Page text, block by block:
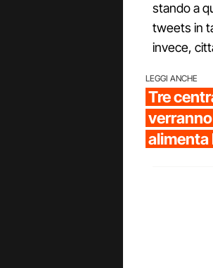
stando a
tweets in
invece,
LEGGI ANCHE
Tre
alimenta